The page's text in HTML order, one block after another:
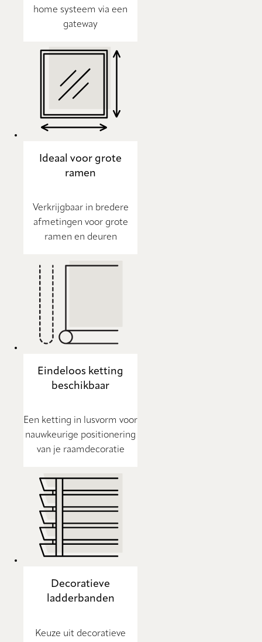
home systeem via een
gateway
Ideaal voor grote
ramen
Verkrijgbaar in bredere
afmetingen voor grote
ramen en deuren
Eindeloos ketting
beschikbaar
Een ketting in lusvorm voor
nauwkeurige positionering
van je raamdecoratie
Decoratieve
ladderbanden
Keuze uit decoratieve